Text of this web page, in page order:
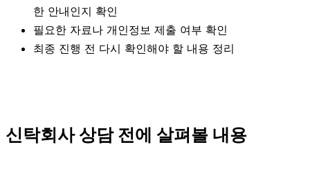
한 안내인지 확인
필요한 자료나 개인정보 제출 여부 확인
최종 진행 전 다시 확인해야 할 내용 정리
신탁회사 상담 전에 살펴볼 내용